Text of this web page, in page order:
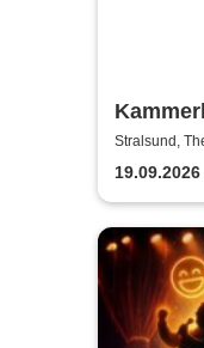
Stralsund,